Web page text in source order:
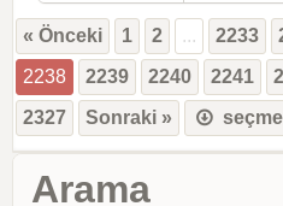
« Önceki 1 2 ... 2233
2238
2239 2240 2241
2327
Sonraki »
Arama